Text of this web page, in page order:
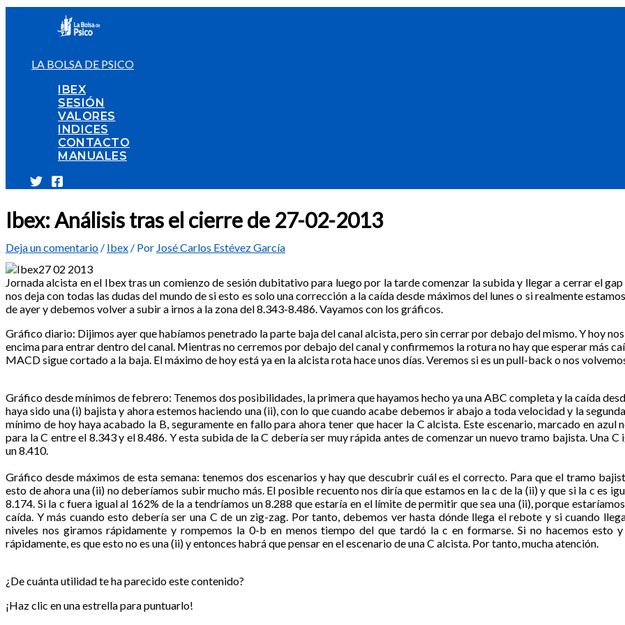
LA BOLSA DE PSICO
IBEX
SESIÓN
VALORES
INDICES
CONTACTO
MANUALES
Ibex: Análisis tras el cierre de 27-02-2013
Deja un comentario / Ibex / Por José Carlos Estévez García
Jornada alcista en el Ibex tras un comienzo de sesión dubitativo para luego por la tarde comenzar la subida y llegar a cerrar el
nos deja con todas las dudas del mundo de si esto es solo una corrección a la caída desde máximos del lunes o si realmente
de ayer y debemos volver a subir a irnos a la zona del 8.343-8.486. Vayamos con los gráficos.
Gráfico diario: Dijimos ayer que habíamos penetrado la parte baja del canal alcista, pero sin cerrar por debajo del mismo. Y hoy
encima para entrar dentro del canal. Mientras no cerremos por debajo del canal y confirmemos la rotura no hay que esperar más
MACD sigue cortado a la baja. El máximo de hoy está ya en la alcista rota hace unos días. Veremos si es un pull-back o nos
Gráfico desde mínimos de febrero: Tenemos dos posibilidades, la primera que hayamos hecho ya una ABC completa y la caída
haya sido una (i) bajista y ahora estemos haciendo una (ii), con lo que cuando acabe debemos ir abajo a toda velocidad y la
mínimo de hoy haya acabado la B, seguramente en fallo para ahora tener que hacer la C alcista. Este escenario, marcado en azul
para la C entre el 8.343 y el 8.486. Y esta subida de la C debería ser muy rápida antes de comenzar un nuevo tramo bajista. Una C
un 8.410.
Gráfico desde máximos de esta semana: tenemos dos escenarios y hay que descubrir cuál es el correcto. Para que el tramo
esto de ahora una (ii) no deberíamos subir mucho más. El posible recuento nos diría que estamos en la c de la (ii) y que si la c es
8.174. Si la c fuera igual al 162% de la a tendríamos un 8.288 que estaría en el límite de permitir que sea una (ii), porque
caída. Y más cuando esto debería ser una C de un zig-zag. Por tanto, debemos ver hasta dónde llega el rebote y si cuando
niveles nos giramos rápidamente y rompemos la 0-b en menos tiempo del que tardó la c en formarse. Si no hacemos esto
rápidamente, es que esto no es una (ii) y entonces habrá que pensar en el escenario de una C alcista. Por tanto, mucha atención.
¿De cuánta utilidad te ha parecido este contenido?
¡Haz clic en una estrella para puntuarlo!